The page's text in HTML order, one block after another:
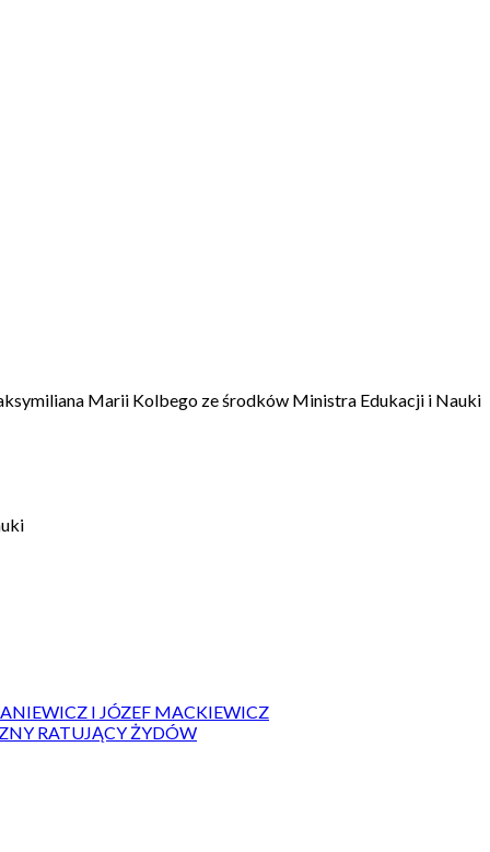
Marii Kolbego ze środków Ministra Edukacji i Nauki
I JÓZEF MACKIEWICZ
RATUJĄCY ŻYDÓW